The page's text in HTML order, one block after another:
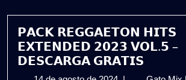
𝗣𝗔𝗖𝗞 𝗥𝗘𝗚𝗚𝗔𝗘𝗧𝗢𝗡 𝗛𝗜𝗧𝗦
𝗘𝗫𝗧𝗘𝗡𝗗𝗘𝗗 𝟮𝟬𝟮𝟯 𝗩𝗢𝗟.𝟱 –
𝗗𝗘𝗦𝗖𝗔𝗥𝗚𝗔 𝗚𝗥𝗔𝗧𝗜𝗦